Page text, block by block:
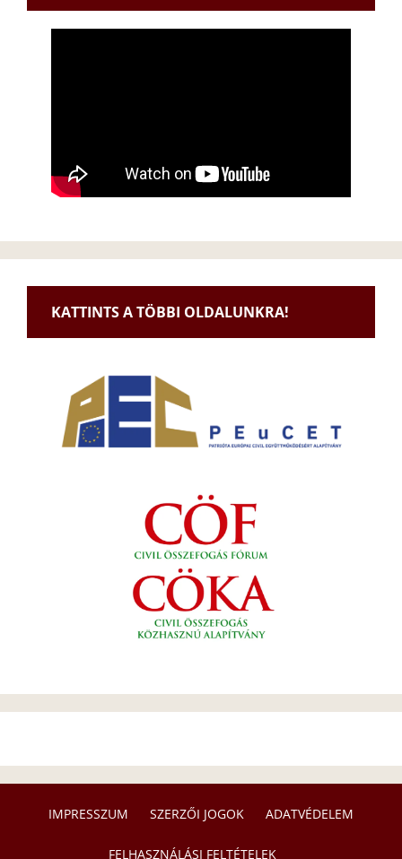
KATTINTS A TÖBBI OLDALUNKRA!
IMPRESSZUM SZERZŐI JOGOK ADATVÉDELEM
FELHASZNÁLÁSI FELTÉTELEK